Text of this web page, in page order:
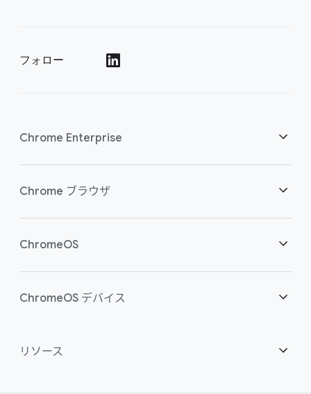
フォロー
Chrome Enterprise
セキュリティ
Chrome ブラウザ
概要
ChromeOS
概要
ChromeOS デバイス
概要
リソース